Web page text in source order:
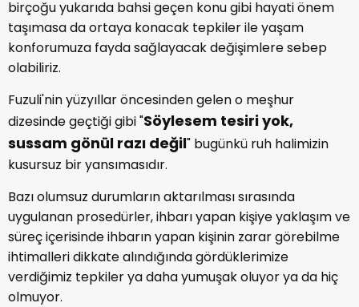
birçoğu yukarıda bahsi geçen konu gibi hayati önem
taşımasa da ortaya konacak tepkiler ile yaşam
konforumuza fayda sağlayacak değişimlere sebep
olabiliriz.
Fuzuli'nin yüzyıllar öncesinden gelen o meşhur
dizesinde geçtiği gibi "Söylesem tesiri yok,
sussam gönül razı değil" bugünkü ruh halimizin
kusursuz bir yansımasıdır.
Bazı olumsuz durumların aktarılması sırasında
uygulanan prosedürler, ihbarı yapan kişiye yaklaşım ve
süreç içerisinde ihbarın yapan kişinin zarar görebilme
ihtimalleri dikkate alındığında gördüklerimize
verdiğimiz tepkiler ya daha yumuşak oluyor ya da hiç
olmuyor.